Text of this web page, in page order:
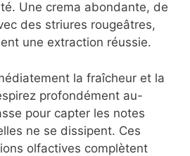
Une crema abondante, de
des striures rougeâtres,
une extraction réussie.
la fraîcheur et la
profondément au-
pour capter les notes
ne se dissipent. Ces
olfactives complètent